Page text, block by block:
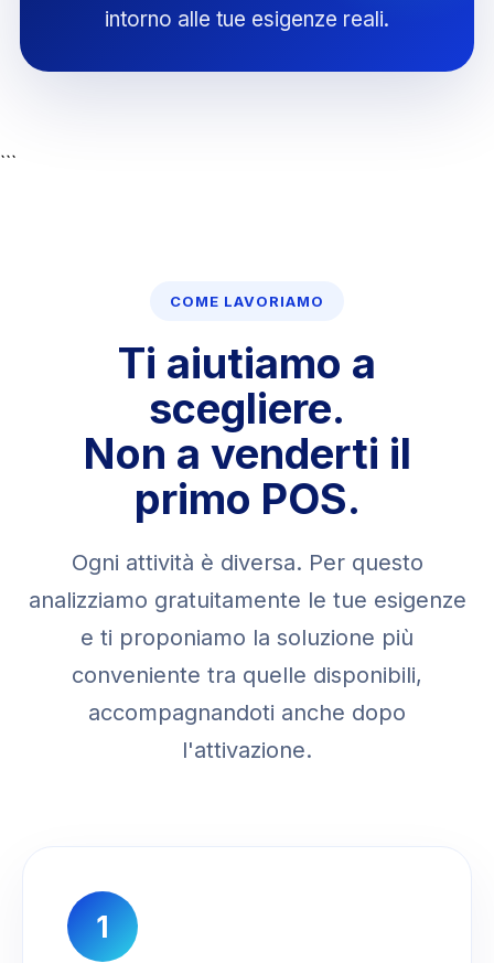
intorno alle tue esigenze reali.
```
COME LAVORIAMO
Ti aiutiamo a
scegliere.
Non a venderti il
primo POS.
Ogni attività è diversa. Per questo
analizziamo gratuitamente le tue esigenze
e ti proponiamo la soluzione più
conveniente tra quelle disponibili,
accompagnandoti anche dopo
l'attivazione.
1